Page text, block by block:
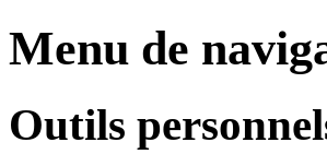
Menu de
Outils